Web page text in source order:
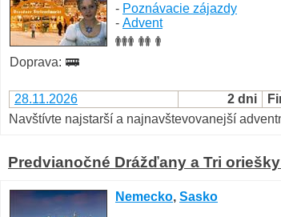
- Poznávacie zájazdy
- Advent
Doprava:
28.11.2026 2 dni
Navštívte najstarší a najnavštevovanejší
Predvianočné Drážďany a Tri
Nemecko, Sasko